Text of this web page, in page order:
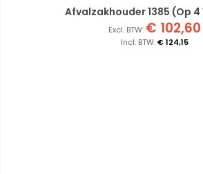
Afvalzakhouder 1385 (Op
€ 124,15
€ 102,60